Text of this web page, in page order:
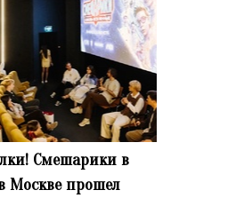
Смешарики в
Москве прошел